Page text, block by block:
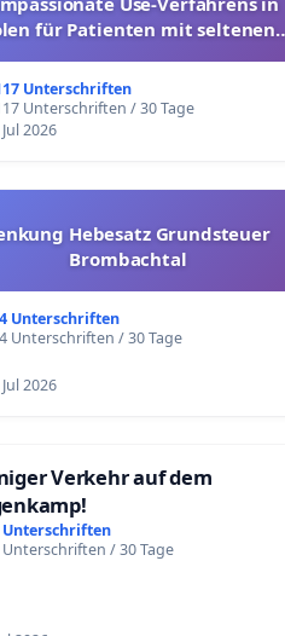
für Patienten mit seltenen
Unterschriften
Unterschriften / 30 Tage
2026
Hebesatz Grundsteuer
Brombachtal
Unterschriften
Unterschriften / 30 Tage
2026
Verkehr auf dem
Unterschriften
Unterschriften / 30 Tage